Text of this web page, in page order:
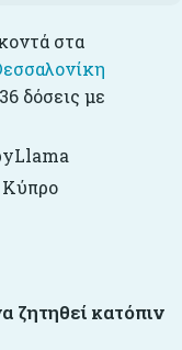
στα
δόσεις με
Κύπρο
ζητηθεί κατόπιν